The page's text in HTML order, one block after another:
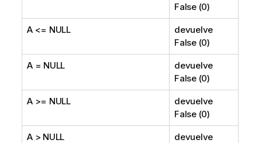
False (0)
A <= NULL
devuelve
False (0)
A = NULL
devuelve
False (0)
A >= NULL
devuelve
False (0)
A > NULL
devuelve